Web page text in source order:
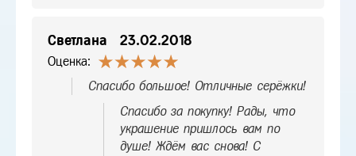
Светлана 23.02.2018
Оценка:
Спасибо большое! Отличные серёжки!
Спасибо за покупку! Рады, что
украшение пришлось вам по
душе! Ждём вас снова! С